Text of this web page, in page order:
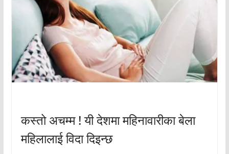
कस्तो अचम्म ! यी देशमा महिनावारीका बेला
महिलालाई विदा दिइन्छ